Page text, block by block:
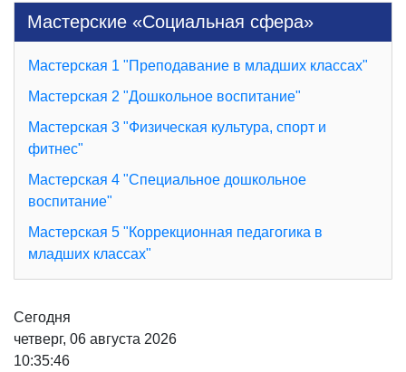
Мастерские «Социальная сфера»
Мастерская 1 "Преподавание в младших классах"
Мастерская 2 "Дошкольное воспитание"
Мастерская 3 "Физическая культура, спорт и
фитнес"
Мастерская 4 "Специальное дошкольное
воспитание"
Мастерская 5 "Коррекционная педагогика в
младших классах"
Сегодня
четверг, 06 августа 2026
10:35:46